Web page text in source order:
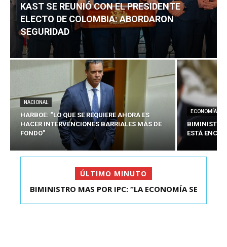
KAST SE REUNIÓ CON EL PRESIDENTE
ELECTO DE COLOMBIA: ABORDARON
SEGURIDAD
NACIONAL
HARBOE: “LO QUE SE REQUIERE AHORA ES
HACER INTERVENCIONES BARRIALES MÁS DE
FONDO”
ECONOMÍA
BIMINISTRO
ESTÁ
ÚLTIMO MINUTO
KAST SE REUNIÓ CON EL PRESIDENTE ELECTO DE
BIMINISTRO MAS POR IPC: “LA ECONOMÍA SE